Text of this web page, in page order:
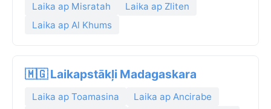
Laika ap Misratah
Laika ap Zliten
Laika ap Al Khums
🇲🇬 Laikapstākļi Madagaskara
Laika ap Toamasina
Laika ap Ancirabe